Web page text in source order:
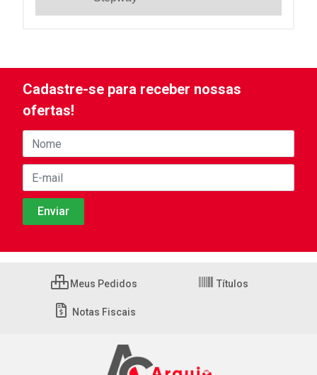
Cadastre-se para receber nossas
ofertas!
Meus Pedidos Títulos
Notas Fiscais